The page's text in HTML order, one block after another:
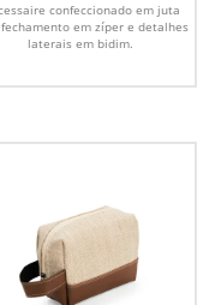
confeccionado em juta
em zíper e detalhes
laterais em bidim.